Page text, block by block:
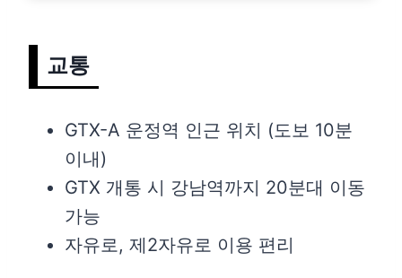
교통
GTX-A 운정역 인근 위치 (도보 10분
이내)
GTX 개통 시 강남역까지 20분대 이동
가능
자유로, 제2자유로 이용 편리